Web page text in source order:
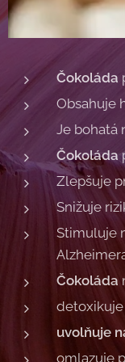
Čokoláda
Obsahuje
Je bohatá
Čokoláda
Zlepšuje
Snižuje
Stimuluje
Čokoláda
detoxikuje
uvolňuje
omlazuje